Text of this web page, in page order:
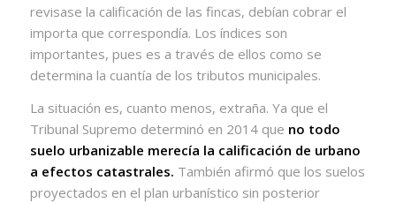
revisase la calificación de las fincas, debían cobrar el
importa que correspondía. Los índices son
importantes, pues es a través de ellos como se
determina la cuantía de los tributos municipales.
La situación es, cuanto menos, extraña. Ya que el
Tribunal Supremo determinó en 2014 que no todo
suelo urbanizable merecía la calificación de urbano
a efectos catastrales. También afirmó que los suelos
proyectados en el plan urbanístico sin posterior